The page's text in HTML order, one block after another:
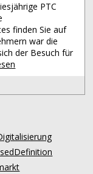
PTC
finden Sie auf
war die
der Besuch für